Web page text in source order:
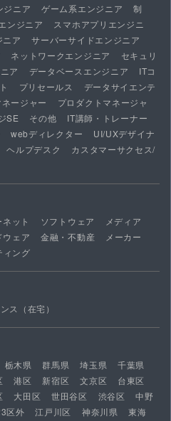
ジニア ゲーム系エンジニア
制
ンジニア
スマホアプリエンジニ
ア
サーバーサイドエンジニア
ネットワークエンジニア
セキュリ
ア データベースエンジニア
ITコ
プリセールス
データサイエンテ
ージャー
プロダクトマネージャ
SE その他
IT講師・トレーナー
webディレクター
UI/UXデザイナ
ヘルプデスク
カスタマーサクセス/
ット ソフトウェア
メディア
ウェア 金融・不動産
メーカー
ィング
ス（在宅）
栃木県 群馬県 埼玉県
千葉県
港区 新宿区 文京区
台東区
大田区 世田谷区 渋谷区
中野
区外 江戸川区 神奈川県
東海